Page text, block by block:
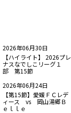
2026年06月30日
【ハイライト】 2026プレ
ナスなでしこリーグ１
部 第15節
2026年06月24日
【第15節】愛媛ＦＣレデ
ィース vs 岡山湯郷Ｂ
ｅｌｌｅ